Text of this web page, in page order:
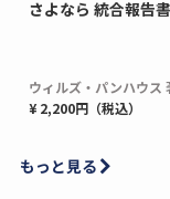
さよなら 統合報告書
ウィルズ・パンハウス
¥ 2,200円（税込）
もっと見る